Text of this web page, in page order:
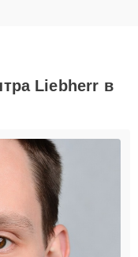
Liebherr в